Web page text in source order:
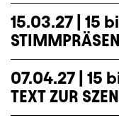
15.03.27 | 15
07.04.27 | 15
TEXT ZUR